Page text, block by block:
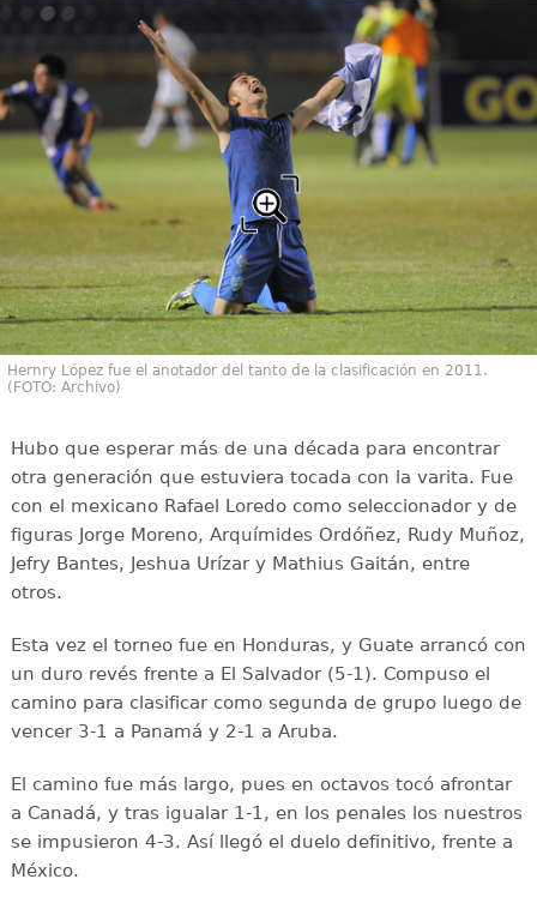
Hernry López fue el anotador del tanto de la clasificación en 2011.
(FOTO: Archivo)
Hubo que esperar más de una década para encontrar
otra generación que estuviera tocada con la varita. Fue
con el mexicano Rafael Loredo como seleccionador y de
figuras Jorge Moreno, Arquímides Ordóñez, Rudy Muñoz,
Jefry Bantes, Jeshua Urízar y Mathius Gaitán, entre
otros.
Esta vez el torneo fue en Honduras, y Guate arrancó con
un duro revés frente a El Salvador (5-1). Compuso el
camino para clasificar como segunda de grupo luego de
vencer 3-1 a Panamá y 2-1 a Aruba.
El camino fue más largo, pues en octavos tocó afrontar
a Canadá, y tras igualar 1-1, en los penales los nuestros
se impusieron 4-3. Así llegó el duelo definitivo, frente a
México.